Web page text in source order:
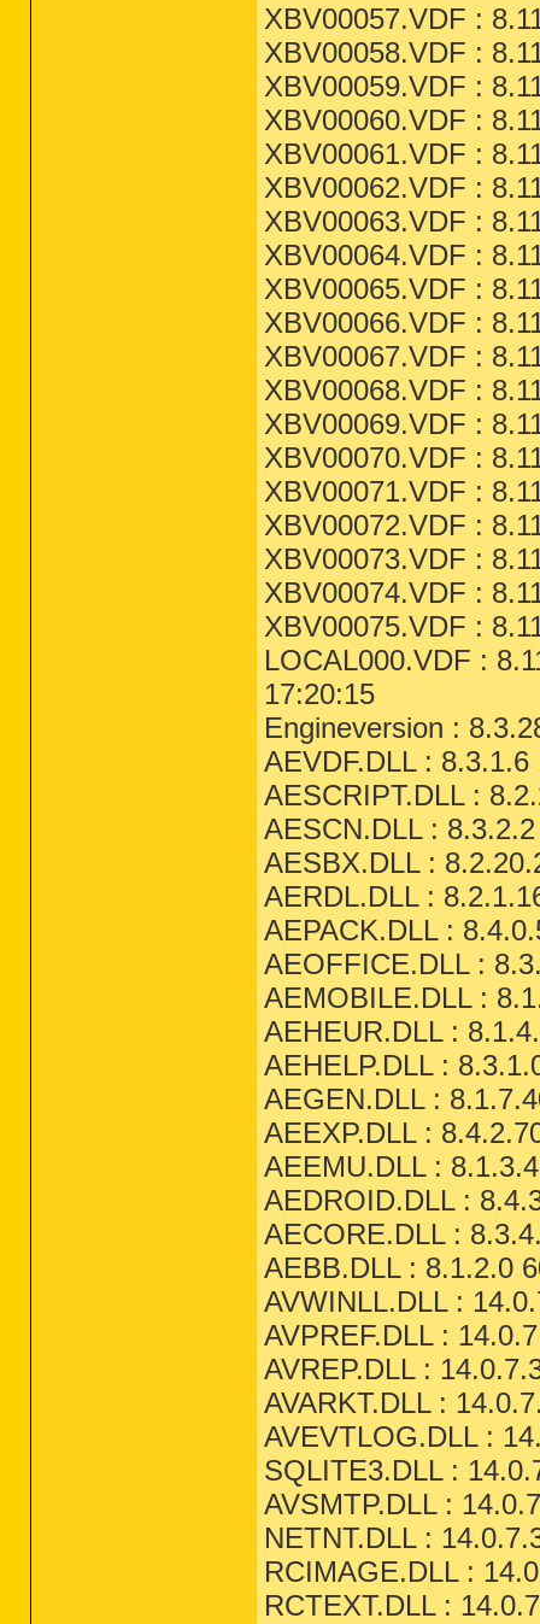
XBV00057.VDF :
XBV00058.VDF :
XBV00059.VDF :
XBV00060.VDF :
XBV00061.VDF :
XBV00062.VDF :
XBV00063.VDF :
XBV00064.VDF :
XBV00065.VDF :
XBV00066.VDF :
XBV00067.VDF :
XBV00068.VDF :
XBV00069.VDF :
XBV00070.VDF :
XBV00071.VDF :
XBV00072.VDF :
XBV00073.VDF :
XBV00074.VDF :
XBV00075.VDF :
LOCAL000.VDF :
17:20:15
Engineversion :
AEVDF.DLL :
AESCRIPT.DLL :
AESCN.DLL :
AESBX.DLL :
AERDL.DLL :
AEPACK.DLL :
AEOFFICE.DLL :
AEMOBILE.DLL :
AEHEUR.DLL :
AEHELP.DLL :
AEGEN.DLL :
AEEXP.DLL :
AEEMU.DLL :
AEDROID.DLL :
AECORE.DLL :
AEBB.DLL : 8.1.2.0
AVWINLL.DLL :
AVPREF.DLL :
AVREP.DLL :
AVARKT.DLL :
AVEVTLOG.DLL :
SQLITE3.DLL :
AVSMTP.DLL :
NETNT.DLL :
RCIMAGE.DLL :
RCTEXT.DLL :